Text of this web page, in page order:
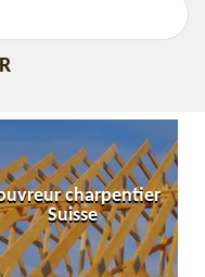
charpentier
Suisse